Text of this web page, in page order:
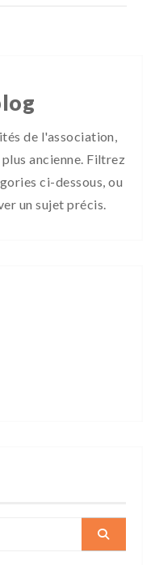
de l'association,
ancienne. Filtrez
ci-dessous, ou
un sujet précis.